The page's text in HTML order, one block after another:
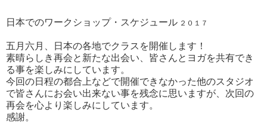
日本でのワークショップ・スケジュール ２０１７
五月六月、日本の各地でクラスを開催します！
素晴らしき再会と新たな出会い、皆さんとヨガを共有でき
る事を楽しみにしています。
今回の日程の都合上などで開催できなかった他のスタジオ
で皆さんにお会い出来ない事を残念に思いますが、次回の
再会を心より楽しみにしています。
感謝。